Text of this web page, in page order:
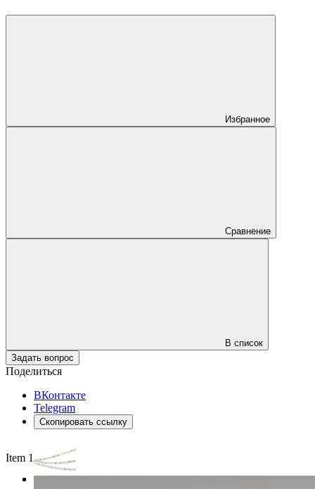
Избранное
Сравнение
В список
Задать вопрос
Поделиться
ВКонтакте
Telegram
Скопировать ссылку
Item 1 of 3